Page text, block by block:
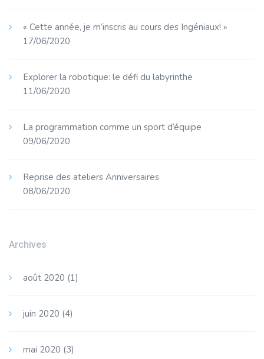
« Cette année, je m’inscris au cours des Ingéniaux! »
17/06/2020
Explorer la robotique: le défi du labyrinthe
11/06/2020
La programmation comme un sport d’équipe
09/06/2020
Reprise des ateliers Anniversaires
08/06/2020
Archives
août 2020 (1)
juin 2020 (4)
mai 2020 (3)